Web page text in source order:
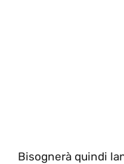
Bisognerà quindi